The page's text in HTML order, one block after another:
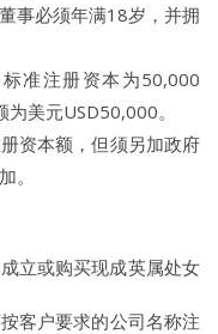
事必须年满18岁，并拥
准注册资本为50,000
美元USD50,000。
资本额，但须另加政府
。
立或购买现成英属处女
客户要求的公司名称注